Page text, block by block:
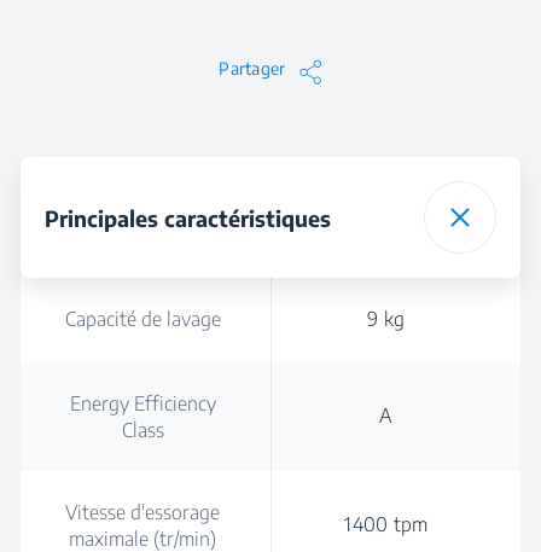
Partager
Principales caractéristiques
Capacité de lavage 9 kg
Energy Efficiency
Class
A
Vitesse d'essorage
maximale (tr/min)
1400 tpm